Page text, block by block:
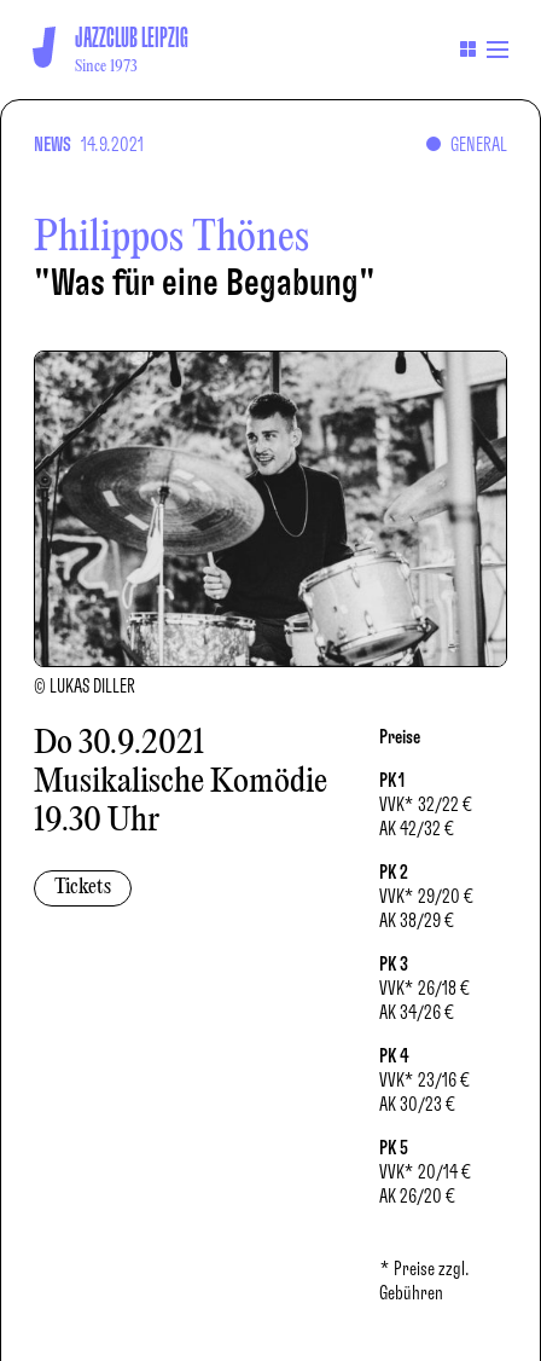
JAZZCLUB LEIPZIG
Since 1973
NEWS 14.9.2021 GENERAL
Philippos Thönes
"Was für eine Begabung"
© LUKAS DILLER
Do30.9.2021
Musikalische Komödie
19.30 Uhr
Tickets
Preise
PK 1
VVK* 32/22 €
AK42/32 €
PK 2
VVK* 29/20 €
AK38/29 €
PK 3
VVK* 26/18 €
AK34/26 €
PK 4
VVK* 23/16 €
AK30/23 €
PK 5
VVK* 20/14 €
AK26/20 €
* Preise zzgl.
Gebühren